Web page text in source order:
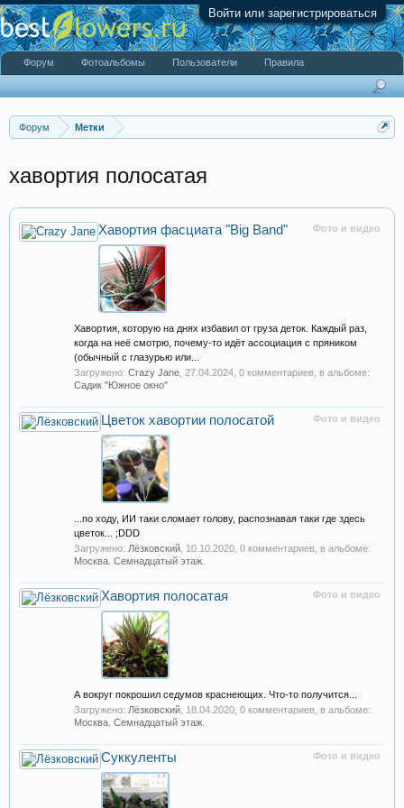
Войти или зарегистрироваться
Форум Метки
хавортия полосатая
Фото и видео
Хавортия фасциата "Big Band"
Хавортия, которую на днях избавил от груза деток. Каждый раз,
когда на неё смотрю, почему-то идёт ассоциация с пряником
(обычный с глазурью или...
Загружено: Crazy Jane 27.04.2024 , 0 комментариев, в альбоме:
Садик "Южное окно"
Фото и видео
Цветок хавортии полосатой
...по ходу, ИИ таки сломает голову, распознавая таки где здесь
цветок... ;DDD
Загружено: Лёзковский 10.10.2020 , 0 комментариев, в альбоме:
Москва. Семнадцатый этаж.
Фото и видео
Хавортия полосатая
А вокруг покрошил седумов краснеющих. Что-то получится...
Загружено: Лёзковский 18.04.2020 , 0 комментариев, в альбоме:
Москва. Семнадцатый этаж.
Фото и видео
Суккуленты
Форум Фотоальбомы Пользователи Правила